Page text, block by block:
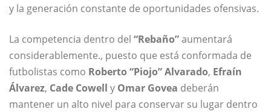
y la generación constante de oportunidades ofensivas.
La competencia dentro del “Rebaño”aumentará
considerablemente., puesto que está conformada de
futbolistas como Roberto “Piojo” Alvarado, Efraín
Álvarez, Cade Cowell y Omar Govea deberán
mantener un alto nivel para conservar su lugar dentro